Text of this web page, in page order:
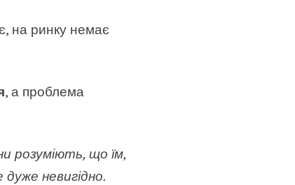
на ринку немає
, а проблема
розуміють, що їм,
невигідно.